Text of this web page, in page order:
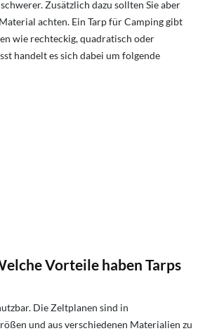
Zusätzlich dazu sollten Sie aber
achten. Ein Tarp für Camping gibt
wie rechteckig, quadratisch oder
handelt es sich dabei um folgende
Vorteile haben Tarps
Die Zeltplanen sind in
und aus verschiedenen Materialien zu